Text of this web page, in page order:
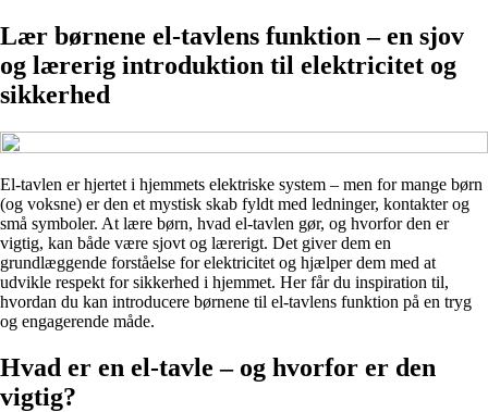
Lær børnene el-tavlens funktion – en sjov
og lærerig introduktion til elektricitet og
sikkerhed
El-tavlen er hjertet i hjemmets elektriske system – men for mange børn
(og voksne) er den et mystisk skab fyldt med ledninger, kontakter og
små symboler. At lære børn, hvad el-tavlen gør, og hvorfor den er
vigtig, kan både være sjovt og lærerigt. Det giver dem en
grundlæggende forståelse for elektricitet og hjælper dem med at
udvikle respekt for sikkerhed i hjemmet. Her får du inspiration til,
hvordan du kan introducere børnene til el-tavlens funktion på en tryg
og engagerende måde.
Hvad er en el-tavle – og hvorfor er den
vigtig?